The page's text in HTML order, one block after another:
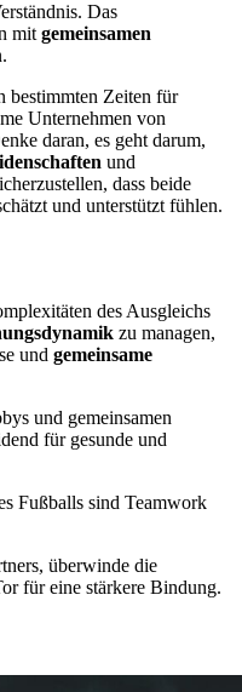
Das
mit gemeinsamen
bestimmten Zeiten für
Unternehmen von
daran, es geht darum,
und
dass beide
und unterstützt fühlen.
des Ausgleichs
zu managen,
und gemeinsame
und gemeinsamen
für gesunde und
Fußballs sind Teamwork
überwinde die
für eine stärkere Bindung.